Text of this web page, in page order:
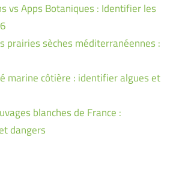
vs Apps Botaniques : Identifier les
prairies sèches méditerranéennes :
marine côtière : identifier algues et
blanches de France :
dangers